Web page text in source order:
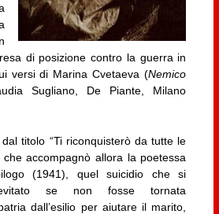
di posizione contro la guerra in
versi di Marina Cvetaeva (Nemico
Sugliano, De Piante, Milano
titolo “Ti riconquisterò da tutte le
accompagnò allora la poetessa
(1941), quel suicidio che si
se non fosse tornata
dall’esilio per aiutare il marito,